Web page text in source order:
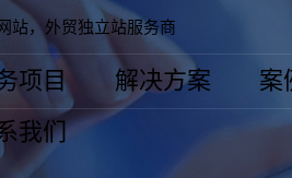
站，外贸独立站服务商
项目 解决方案
案
我们